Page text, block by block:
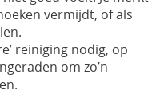
vermijdt, of als
reiniging nodig, op
om zo’n